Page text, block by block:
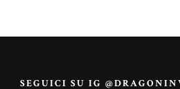
SEGUICI SU IG